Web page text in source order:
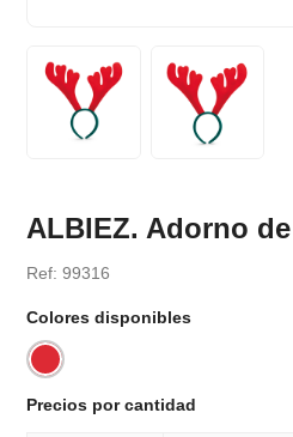
ALBIEZ. Adorno
Ref: 99316
Colores disponibles
Precios por cantidad